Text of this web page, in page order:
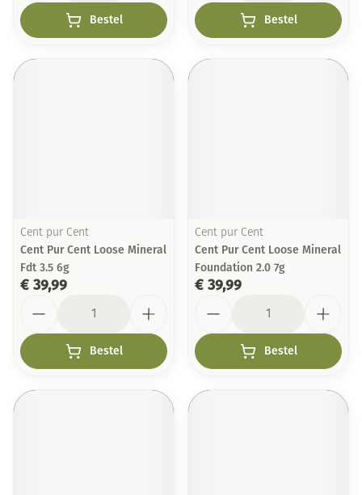
Bestel Bestel
Cent pur Cent
Cent Pur Cent Loose Mineral
Fdt 3.5 6g
€ 39,99
Bestel
Cent pur Cent
Cent Pur Cent Loose Mineral
Foundation 2.0 7g
€ 39,99
Bestel